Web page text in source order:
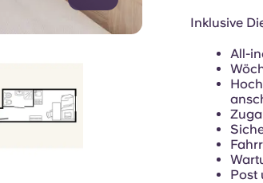
Inklusive
All-
Post